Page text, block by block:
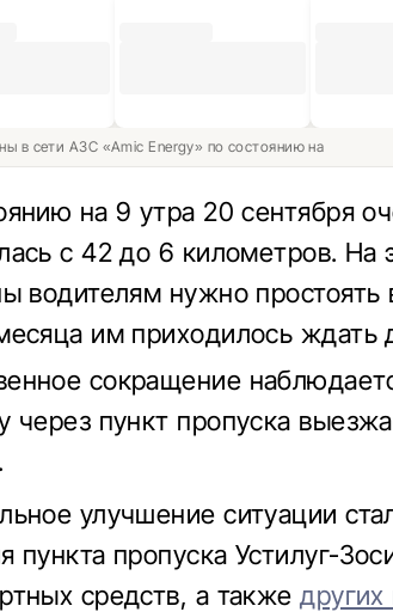
в сети АЗС «Amic Energy» по состоянию на
на 9 утра 20 сентября
с 42 до 6 километров. На
водителям нужно простоять
им приходилось ждать
сокращение
через пункт пропуска
улучшение ситуации
пункта пропуска Устилуг-
средств, а также